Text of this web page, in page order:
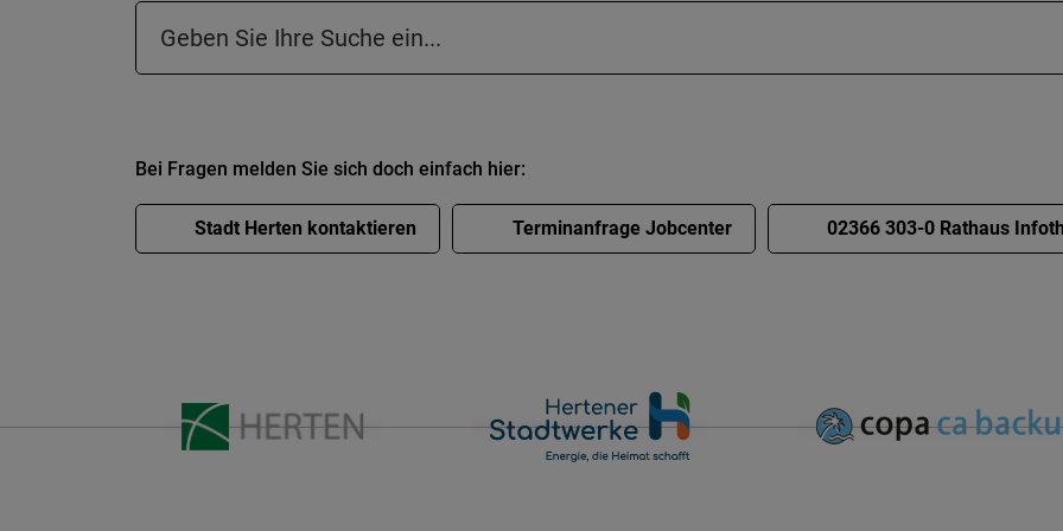
Suchfeld in der Fußzeile
Bei Fragen melden Sie sich doch einfach hier:
Stadt Herten kontaktieren Terminanfrage Jobcenter 02366 303-0 Rathaus